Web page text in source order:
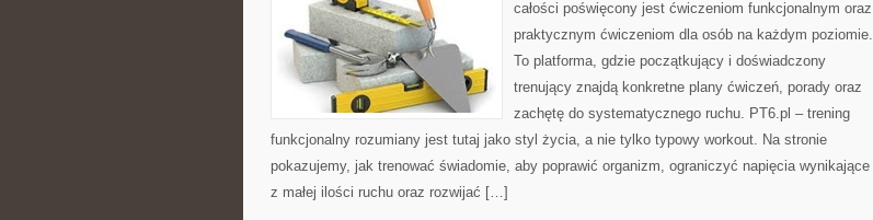
I
całości poświęcony jest ćwiczeniom funkcjonalnym oraz
praktycznym ćwiczeniom dla osób na każdym poziomie.
To platforma, gdzie początkujący i doświadczony
trenujący znajdą konkretne plany ćwiczeń, porady oraz
zachętę do systematycznego ruchu. PT6.pl – trening
funkcjonalny rozumiany jest tutaj jako styl życia, a nie tylko typowy workout. Na stronie
pokazujemy, jak trenować świadomie, aby poprawić organizm, ograniczyć napięcia wynikające
z małej ilości ruchu oraz rozwijać […]